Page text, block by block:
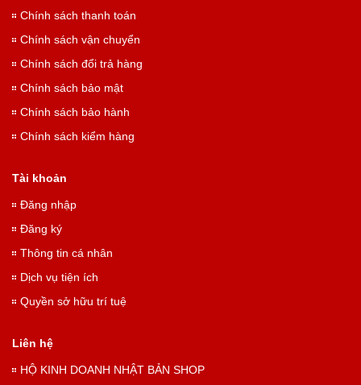
Chính sách thanh toán
Chính sách vận chuyển
Chính sách đổi trả hàng
Chính sách bảo mật
Chính sách bảo hành
Chính sách kiểm hàng
Tài khoản
Đăng nhập
Đăng ký
Thông tin cá nhân
Dịch vụ tiện ích
Quyền sở hữu trí tuệ
Liên hệ
HỘ KINH DOANH NHẬT BẢN SHOP